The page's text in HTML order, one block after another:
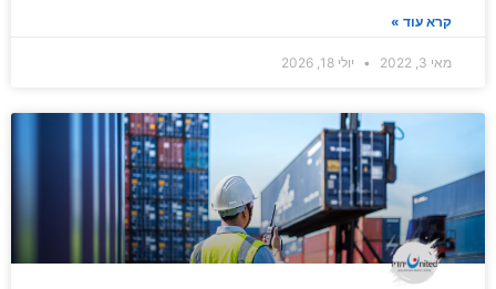
קרא עוד »
מאי 3, 2022 יולי 18, 2026